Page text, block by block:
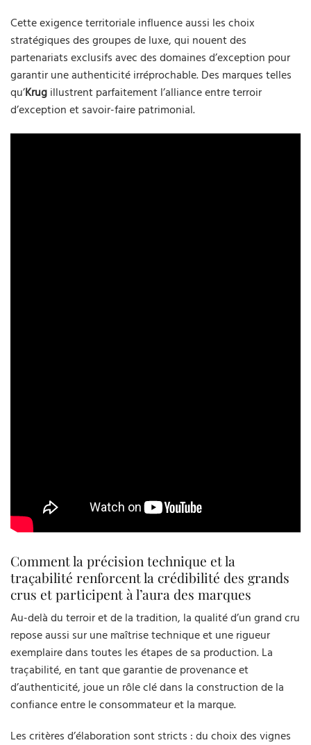
Cette exigence territoriale influence aussi les choix
stratégiques des groupes de luxe, qui nouent des
partenariats exclusifs avec des domaines d’exception pour
garantir une authenticité irréprochable. Des marques telles
qu’Krug illustrent parfaitement l’alliance entre terroir
d’exception et savoir-faire patrimonial.
Comment la précision technique et la
traçabilité renforcent la crédibilité des grands
crus et participent à l’aura des marques
Au-delà du terroir et de la tradition, la qualité d’un grand cru
repose aussi sur une maîtrise technique et une rigueur
exemplaire dans toutes les étapes de sa production. La
traçabilité, en tant que garantie de provenance et
d’authenticité, joue un rôle clé dans la construction de la
confiance entre le consommateur et la marque.
Les critères d’élaboration sont stricts : du choix des vignes